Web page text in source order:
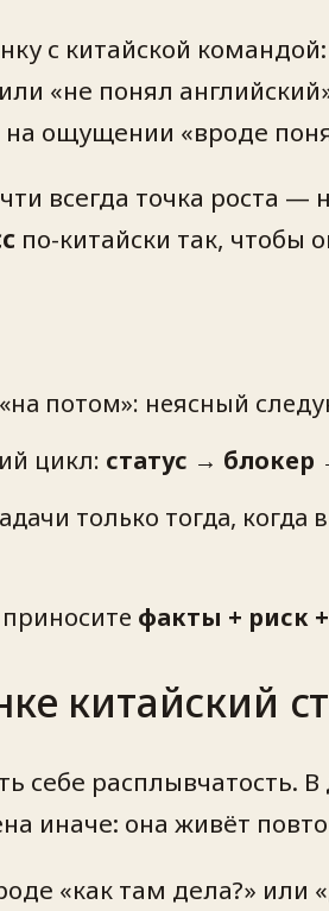
с китайской
«не понял
ощущении «вроде
всегда точка роста
по-китайски так, чтобы
потом»: неясный
цикл: статус →
только тогда, когда
факты + риск
китайский
себе расплывчатость.
иначе: она живёт
«как там дела?» или